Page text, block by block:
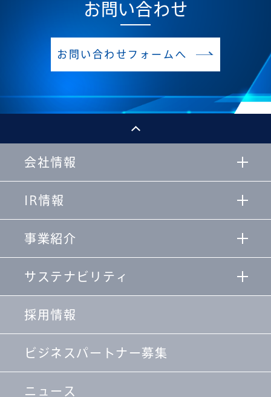
お問い合わせ
お問い合わせフォームへ
会社情報
IR情報
事業紹介
サステナビリティ
採用情報
ビジネスパートナー募集
ニュース